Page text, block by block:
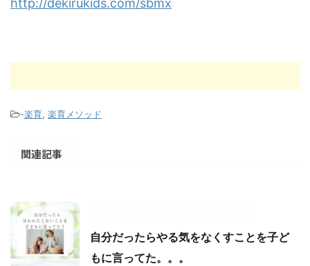
http://dekirukids.com/sbmx
-楽育, 楽育メソッド
関連記事
自分だったらやる気をなくすことを子ど
もに言ってた。。。